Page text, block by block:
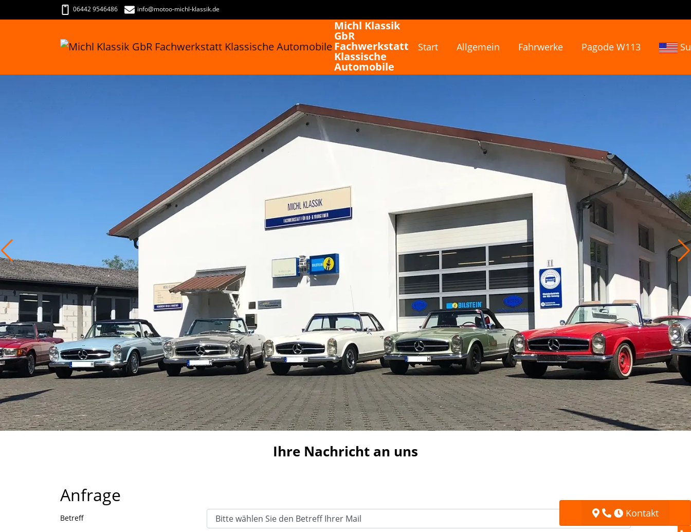
06442 9546486 info@motoo-michl-klassik.de
Michl Klassik
GbR
Fachwerkstatt
Klassische
Automobile
Start Allgemein Fahrwerke Pagode W113
Ihre Nachricht an uns
Anfrage
Betreff Kontakt